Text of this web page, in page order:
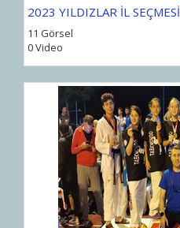
2023 YILDIZLAR İL SEÇMESİ
11 Görsel
0 Video